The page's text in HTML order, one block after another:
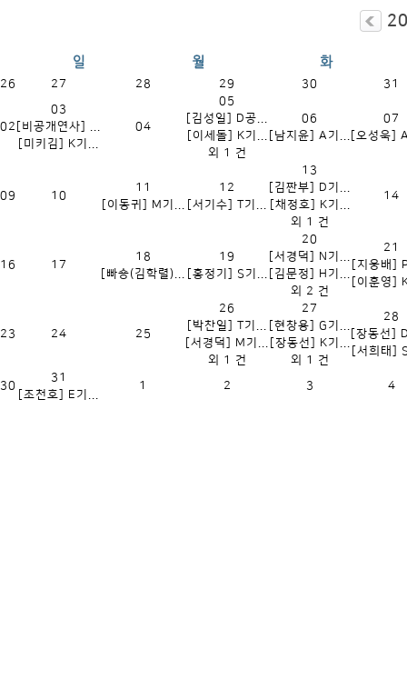
26 27 28 29 30 31
02
03
[비공개연사] ...
[미키김] K기...
04
05
[김성일] D공...
[이세돌] K기...
외 1 건
06
[남지윤] A기...
07
[오성욱]
09 10
11
[이동귀] M기...
12
[서기수] T기...
13
[김짠부] D기...
[채정호] K기...
외 1 건
14
16 17
18
[빠숑(김학렬)...
19
[홍정기] S기...
20
[서경덕] N기...
[김문정] H기...
외 2 건
21
[지웅배]
[이훈영]
23 24 25
26
[박찬일] T기...
[서경덕] M기...
외 1 건
27
[현창용] G기...
[장동선] K기...
외 1 건
28
[장동선]
[서희태]
30
31
[조천호] E기...
1 2 3 4